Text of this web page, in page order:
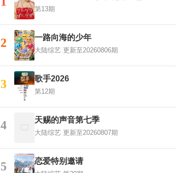
第13期
2 一路向海的少年
大陆综艺 更新至20260806期
3 歌手2026
第12期
4 天赐的声音第七季
大陆综艺 更新至20260807期
5 恋爱特别邀请